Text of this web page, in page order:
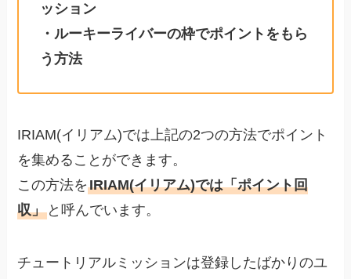
ッション
・ルーキーライバーの枠でポイントをもら
う方法
IRIAM(イリアム)では上記の2つの方法でポイント
を集めることができます。
この方法をIRIAM(イリアム)では「ポイント回
収」 と呼んでいます。
チュートリアルミッションは登録したばかりのユ